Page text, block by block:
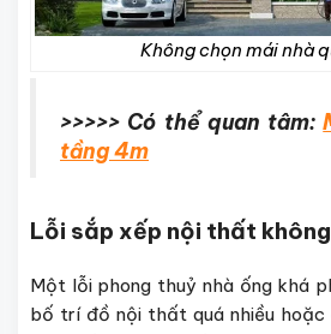
Không chọn mái nhà
>>>>> Có thể quan tâm:
tầng 4m
Lỗi sắp xếp nội thất
Một lỗi phong thuỷ nhà ống khá
bố trí đồ nội thất quá nhiều hoặc